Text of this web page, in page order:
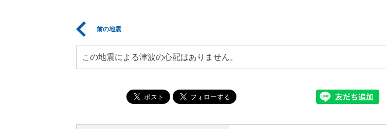
前の地震
この地震による津波の心配はありません。